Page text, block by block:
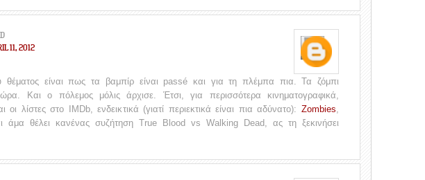
11, 2012
θέματος είναι πως τα βαμπίρ είναι passé και για τη πλέμπα πια. Τα ζόμπι
Και ο πόλεμος μόλις άρχισε. Έτσι, για περισσότερα κινηματογραφικά,
οι λίστες στο IMDb, ενδεικτικά (γιατί περιεκτικά είναι πια αδύνατο): Zombies,
άμα θέλει κανένας συζήτηση Τrue Blood vs Walking Dead, ας τη ξεκινήσει